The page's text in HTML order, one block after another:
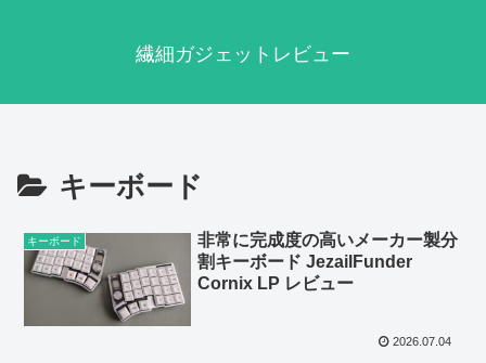
繊細ガジェットレビュー
キーボード
キーボード
非常に完成度の高いメーカー製分
割キーボード JezailFunder
Cornix LP レビュー
2026.07.04